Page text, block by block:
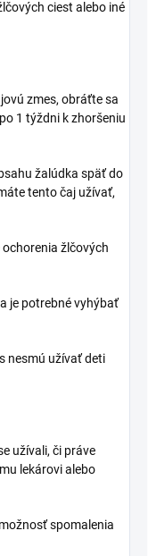
ciest alebo iné
zmes, obráťte sa
1 týždni k zhoršeniu
žalúdka späť do
tento čaj užívať,
žlčových
je potrebné vyhýbať
nesmú užívať deti
užívali, či práve
lekárovi alebo
spomalenia